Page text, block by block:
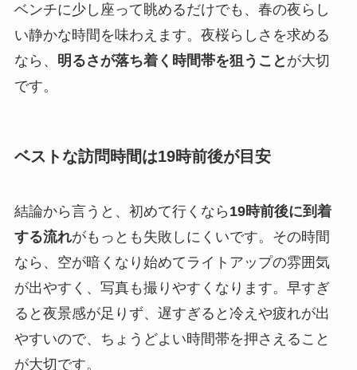
ベンチに少し座って眺めるだけでも、春の夜らし
い静かな時間を味わえます。夜桜らしさを求める
なら、 明るさが落ち着く時間帯を狙うこと が大切
です。
ベストな訪問時間は19時前後が目安
結論から言うと、初めて行くなら 19時前後に到着
する流れがもっとも失敗しにくいです。その時間
なら、空が暗くなり始めてライトアップの雰囲気
が出やすく、写真も撮りやすくなります。早すぎ
ると夜景感が足りず、遅すぎると冷えや疲れが出
やすいので、ちょうどよい時間帯を押さえること
が大切です。